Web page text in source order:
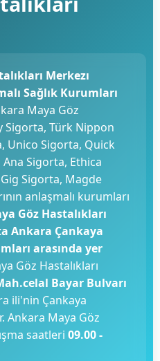
Merkezı
Sağlık Kurumları
Maya Göz
Sigorta, Türk Nippon
Unico Sigorta, Quick
Sigorta, Ethica
Sigorta, Magde
anlaşmalı kurumları
Göz Hastalıkları
Ankara Çankaya
arasında yer
Göz Hastalıkları
Bayar Bulvarı
ili'nin Çankaya
Ankara Maya Göz
saatleri 09.00 -